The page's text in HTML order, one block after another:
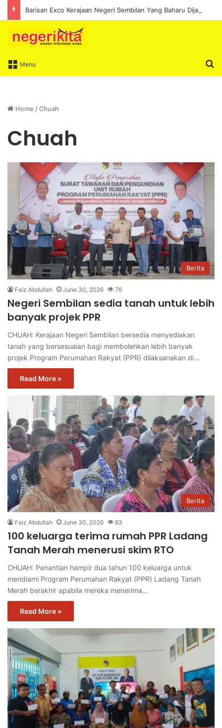
Menu
Home /Chuah
Chuah
Berita
Faiz Abdullah June 30, 2026 76
Negeri Sembilan sedia tanah untuk lebih
banyak projek PPR
CHUAH: Kerajaan Negeri Sembilan bersedia menyediakan
tanah yang bersesuaian bagi membolehkan lebih banyak
projek Program Perumahan Rakyat (PPR) dilaksanakan di…
Read More »
Berita
Faiz Abdullah June 30, 2026 83
100 keluarga terima rumah PPR Ladang
Tanah Merah menerusi skim RTO
CHUAH: Penantian hampir dua tahun 100 keluarga untuk
mendiami Program Perumahan Rakyat (PPR) Ladang Tanah
Merah berakhir apabila mereka menerima…
Read More »